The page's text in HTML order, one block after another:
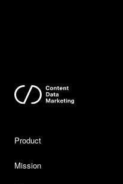
Product
Mission